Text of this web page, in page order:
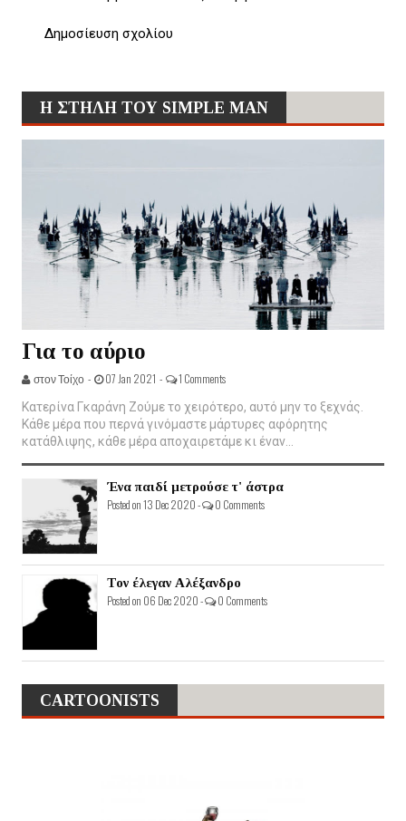
Δημοσίευση σχολίου
Η ΣΤΗΛΗ ΤΟΥ SIMPLE MAN
Για το αύριο
στον Τοίχο - 07 Jan 2021 - 1 Comments
Κατερίνα Γκαράνη Ζούμε το χειρότερο, αυτό μην το ξεχνάς.
Κάθε μέρα που περνά γινόμαστε μάρτυρες αφόρητης
κατάθλιψης, κάθε μέρα αποχαιρετάμε κι έναν...
Ένα παιδί μετρούσε τ' άστρα
Posted on 13 Dec 2020 - 0 Comments
Τον έλεγαν Αλέξανδρο
Posted on 06 Dec 2020 - 0 Comments
CARTOONISTS